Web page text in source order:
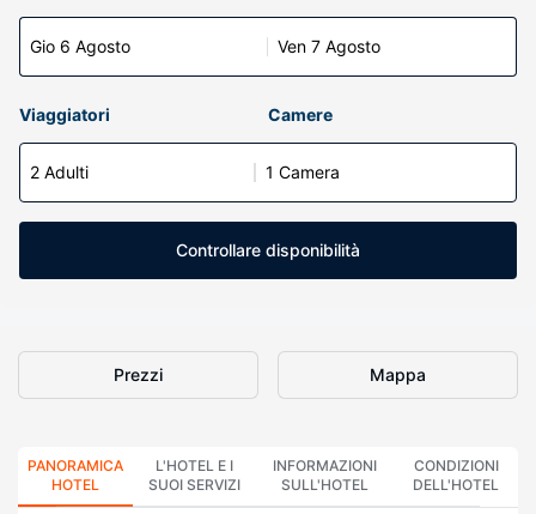
Gio 6 Agosto Ven 7 Agosto
Viaggiatori Camere
2 Adulti 1 Camera
Controllare disponibilità
Prezzi Mappa
PANORAMICA
HOTEL
L'HOTEL E I
SUOI SERVIZI
INFORMAZIONI
SULL'HOTEL
CONDIZIONI
DELL'HOTEL